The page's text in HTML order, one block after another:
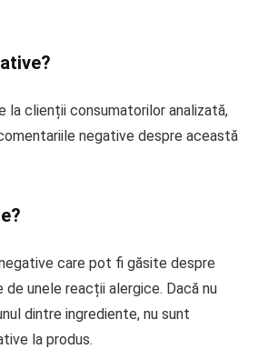
la clienții consumatorilor analizată,
negative despre această
care pot fi găsite despre
unele reacții alergice. Dacă nu
dintre ingrediente, nu sunt
la produs.